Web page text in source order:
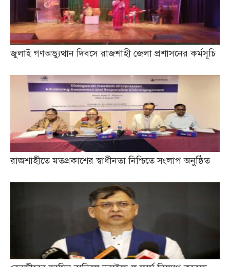
জুলাই গণঅভ্যুত্থান দিবসে রাজশাহী জেলা প্রশাসনের কর্মসূচি
রাজশাহীতে মতপ্রকাশের স্বাধীনতা নিশ্চিতে সংলাপ অনুষ্ঠিত